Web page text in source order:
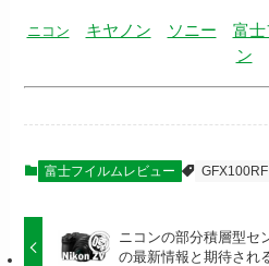
ニコン キヤノン ソニー 富士
ン
富士フイルムレビュー GFX100RF
ニコンの部分積層型セ
の最新情報と期待され